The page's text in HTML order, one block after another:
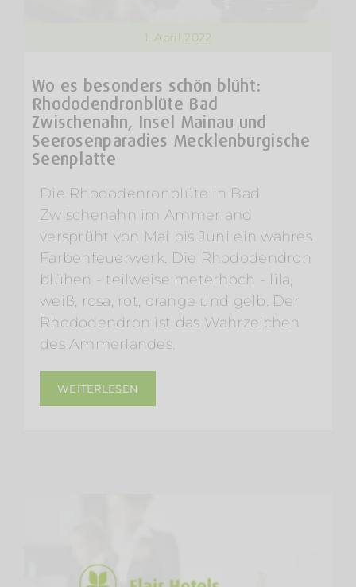
1. April 2022
Wo es besonders schön blüht:
Rhododendronblüte Bad
Zwischenahn, Insel Mainau und
Seerosenparadies Mecklenburgische
Seenplatte
Die Rhododenronblüte in Bad
Zwischenahn im Ammerland
versprüht von Mai bis Juni ein wahres
Farbenfeuerwerk. Die Rhododendron
blühen - teilweise meterhoch - lila,
weiß, rosa, rot, orange und gelb. Der
Rhododendron ist das Wahrzeichen
des Ammerlandes.
WEITERLESEN